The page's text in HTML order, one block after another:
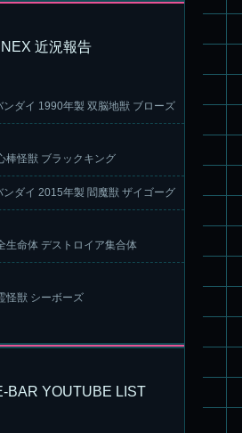
近況報告
ンダイ 1990年製 双脳地獣 ブローズ
棒怪獣 ブラックキング
ンダイ 2015年製 閻魔獣 ザイゴーグ
生命体 デストロイア集合体
怪獣 シーボーズ
BAR YOUTUBE LIST
ロボダッチ モビルZ